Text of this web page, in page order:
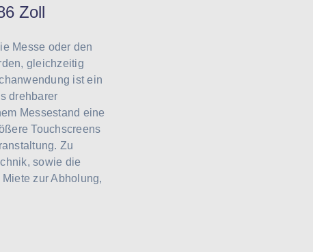
Zoll
Messe oder den
gleichzeitig
ist ein
drehbarer
Messestand eine
Touchscreens
Zu
sowie die
zur Abholung,